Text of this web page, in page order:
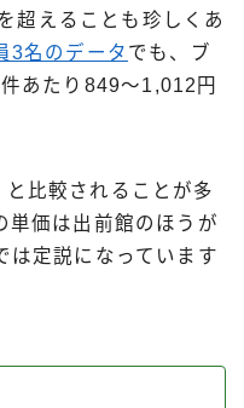
超えることも珍しくあ
3名のデータ でも、ブ
あたり849〜1,012円
比較されることが多
単価は出前館のほうが
は定説になっています